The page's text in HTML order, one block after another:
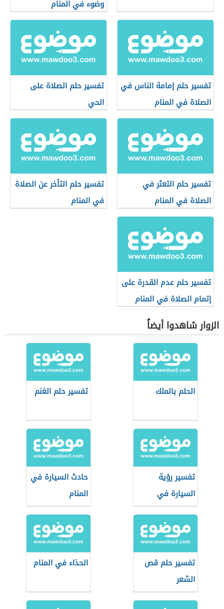
وضوء في المنام
تفسير حلم إمامة الناس في
الصلاة في المنام
تفسير حلم الصلاة على
الحي
تفسير حلم التعثر في
الصلاة في المنام
تفسير حلم التأخر عن الصلاة
في المنام
تفسير حلم عدم القدرة على
إتمام الصلاة في المنام
الزوار شاهدوا أيضاً
الحلم بالملك تفسير حلم الغنم
تفسير رؤية
السيارة في
المنام
حادث السيارة في
المنام
تفسير حلم قص
الشعر
الحذاء في المنام